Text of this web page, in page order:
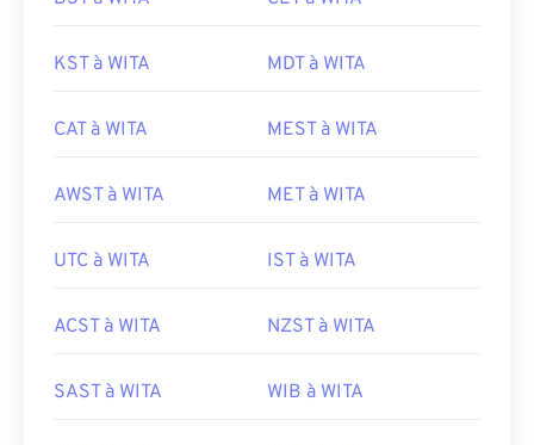
KST à WITA MDT à WITA
CAT à WITA MEST à WITA
AWST à WITA MET à WITA
UTC à WITA IST à WITA
ACST à WITA NZST à WITA
SAST à WITA WIB à WITA